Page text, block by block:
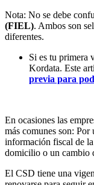
Nota: No se debe
(FIEL). Ambos son
diferentes.
Si es tu primera
Kordata. Este
previa para
En ocasiones las
más comunes son:
información fiscal de
domicilio o un cambio
El CSD tiene una